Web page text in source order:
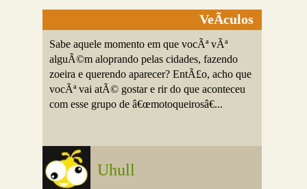
VeÃ­culos
Sabe aquele momento em que vocÃª vÃª
alguÃ©m aloprando pelas cidades, fazendo
zoeira e querendo aparecer? EntÃ£o, acho que
vocÃª vai atÃ© gostar e rir do que aconteceu
com esse grupo de â€œmotoqueirosâ€...
Uhull